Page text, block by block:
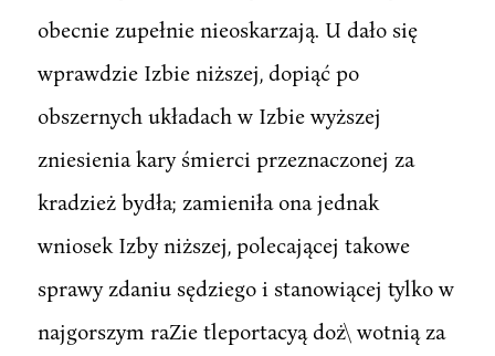
obecnie zupełnie nieoskarzają. U dało się
wprawdzie Izbie niższej, dopiąć po
obszernych układach w Izbie wyższej
zniesienia kary śmierci przeznaczonej za
kradzież bydła; zamieniła ona jednak
wniosek Izby niższej, polecającej takowe
sprawy zdaniu sędziego i stanowiącej tylko w
najgorszym raZie tleportacyą doż\ wotnią za